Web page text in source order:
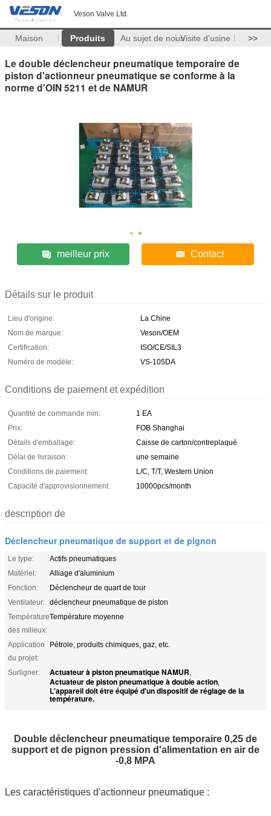
Veson Valve Ltd.
Maison Produits Au sujet de nousVisite d'usine >>
Le double déclencheur pneumatique temporaire de
piston d'actionneur pneumatique se conforme à la
norme d'OIN 5211 et de NAMUR
meilleur prix Contact
Détails sur le produit
Lieu d'origine:
La Chine
Nom de marque:
Veson/OEM
Certification:
ISO/CE/SIL3
Numéro de modèle:
VS-105DA
Conditions de paiement et expédition
Quantité de commande min:
1 EA
Prix:
FOB Shanghai
Détails d'emballage:
Caisse de carton/contreplaqué
Délai de livraison:
une semaine
Conditions de paiement:
L/C, T/T, Western Union
Capacité d'approvisionnement:
10000pcs/month
description de
Déclencheur pneumatique de support et de pignon
Le type:
Actifs pneumatiques
Matériel:
Alliage d'aluminium
Fonction:
Déclencheur de quart de tour
Ventilateur: déclencheur pneumatique de piston
Température
des milieux:
Température moyenne
Application
du projet:
Pétrole, produits chimiques, gaz, etc.
Surligner: Actuateur à piston pneumatique NAMUR,
Actuateur de piston pneumatique à double action,
L'appareil doit être équipé d'un dispositif de réglage de la
température.
Double déclencheur pneumatique temporaire 0,25 de
support et de pignon pression d'alimentation en air de
-0,8 MPA
Les caractéristiques d'actionneur pneumatique :